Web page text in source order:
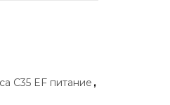
C35 EF питание ,